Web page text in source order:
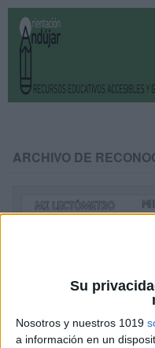
Su
Nosotros y nuestros 1019
a información en un
ARCHIVO DE